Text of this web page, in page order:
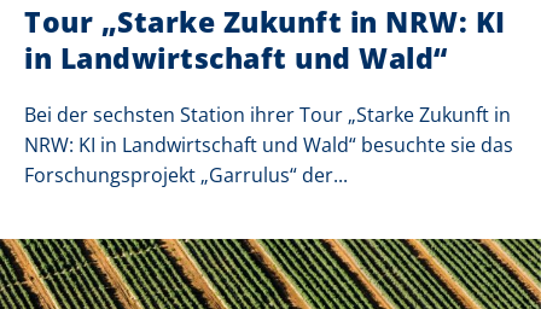
Tour „Starke Zukunft in NRW: KI
in Landwirtschaft und Wald“
Bei der sechsten Station ihrer Tour „Starke Zukunft in
NRW: KI in Landwirtschaft und Wald“ besuchte sie das
Forschungsprojekt „Garrulus“ der...